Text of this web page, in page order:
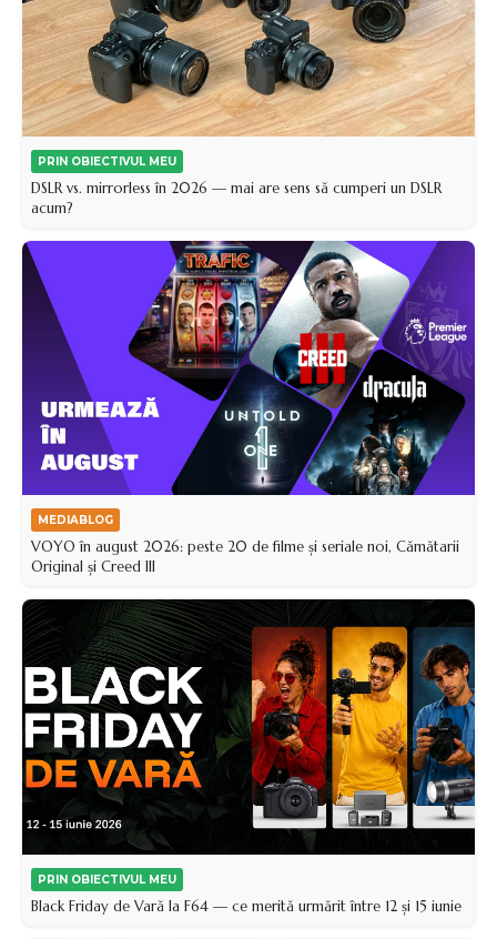
PRIN OBIECTIVUL MEU
DSLR vs. mirrorless în 2026 — mai are sens să cumperi un DSLR
acum?
MEDIABLOG
VOYO în august 2026: peste 20 de filme și seriale noi, Cămătarii
Original și Creed III
PRIN OBIECTIVUL MEU
Black Friday de Vară la F64 — ce merită urmărit între 12 și 15 iunie